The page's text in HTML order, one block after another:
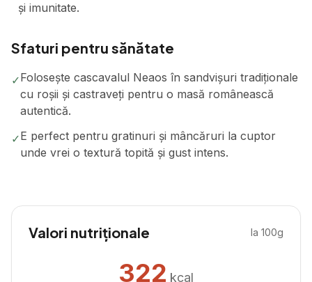
și imunitate.
Sfaturi pentru sănătate
✓Folosește cascavalul Neaos în sandvișuri tradiționale
cu roșii și castraveți pentru o masă românească
autentică.
✓E perfect pentru gratinuri și mâncăruri la cuptor
unde vrei o textură topită și gust intens.
Valori nutriționale la 100g
322 kcal